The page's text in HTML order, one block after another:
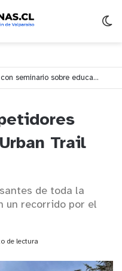
Cecrea La Ligua celebra 10 años con seminario sobre educación, creatividad y ciudadanía en Valparaíso
Trail
de toda la
un recorrido por el
de lectura